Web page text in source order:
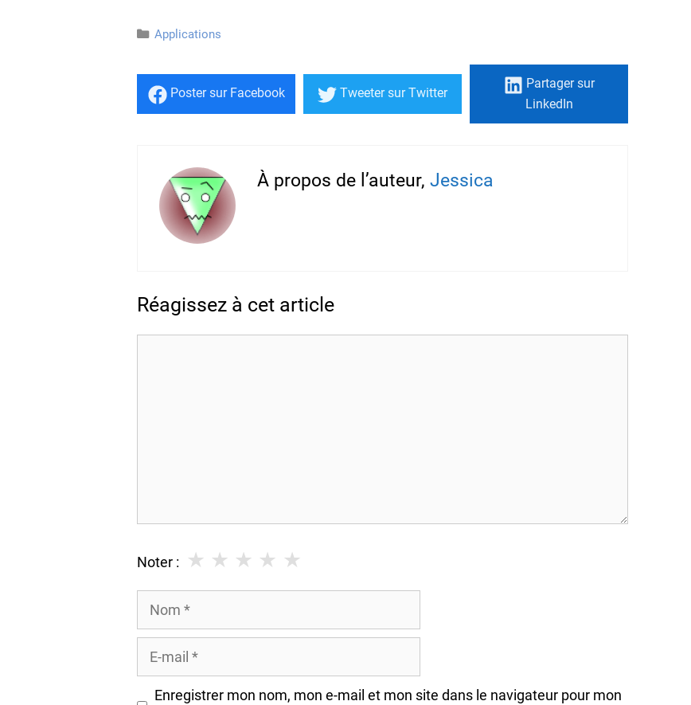
Catégories
Applications
Postersur Facebook Tweetersur Twitter
Partagersur
LinkedIn
À propos de l’auteur, Jessica
Réagissez à cet article
Noter : ★
★
★
★
★
Nom
Enregistrer mon nom, mon e-mail et mon site dans le navigateur pour mon